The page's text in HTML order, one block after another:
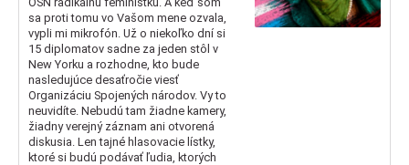
feministke
ovládnuť OSN
sa proti tomu vo Vašom mene ozvala,
vypli mi mikrofón. Už o niekoľko dní si
15 diplomatov sadne za jeden stôl v
New Yorku a rozhodne, kto bude
nasledujúce desaťročie viesť
Organizáciu Spojených národov. Vy to
neuvidíte. Nebudú tam žiadne kamery,
žiadny verejný záznam ani otvorená
diskusia. Len tajné hlasovacie lístky,
ktoré si budú podávať ľudia, ktorých